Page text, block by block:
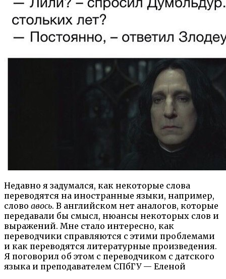
Недавно я задумался, как некоторые слова
переводятся на иностранные языки, например,
слово авось. В английском нет аналогов, которые
передавали бы смысл, нюансы некоторых слов и
выражений. Мне стало интересно, как
переводчики справляются с этими проблемами
и как переводятся литературные произведения.
Я поговорил об этом с переводчиком с датского
языка и преподавателем СПбГУ — Еленой